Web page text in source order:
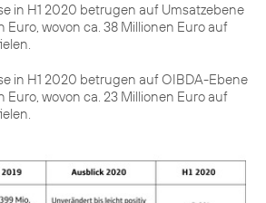
in H1 2020 betrugen auf Umsatzebene
Euro, wovon ca. 38 Millionen Euro auf
in H1 2020 betrugen auf OIBDA-Ebene
Euro, wovon ca. 23 Millionen Euro auf